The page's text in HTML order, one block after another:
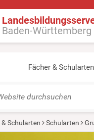
Baden-Württemberg
Fächer & Schularten
& Schularten Schularten